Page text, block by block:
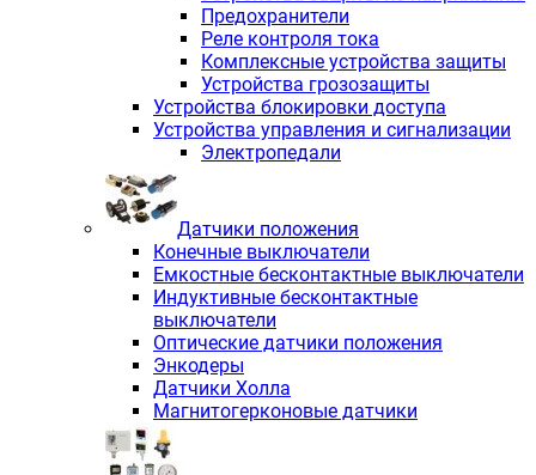
Предохранители
Реле контроля тока
Комплексные устройства защиты
Устройства грозозащиты
Устройства блокировки доступа
Устройства управления и сигнализации
Электропедали
Датчики положения
Конечные выключатели
Емкостные бесконтактные выключатели
Индуктивные бесконтактные
выключатели
Оптические датчики положения
Энкодеры
Датчики Холла
Магнитогерконовые датчики